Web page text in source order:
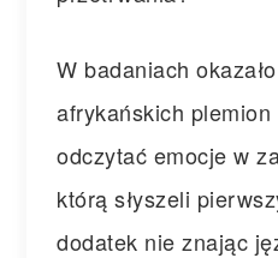
W badaniach
afrykańskich plemion
odczytać emocje w
którą słyszeli
dodatek nie znając